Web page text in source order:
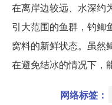
在离岸边较远、水深约
引大范围的鱼群，钓鲫
窝料的新鲜状态。虽然
在避免结冰的情况下，
网络标签：